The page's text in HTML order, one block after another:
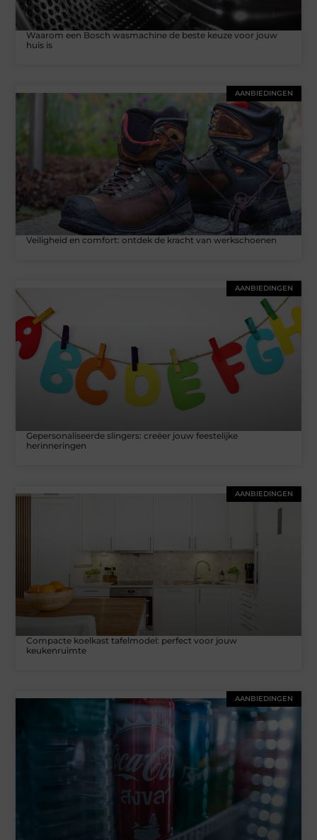
Waarom een Bosch wasmachine de beste keuze voor jouw
huis is
AANBIEDINGEN
Veiligheid en comfort: ontdek de kracht van werkschoenen
AANBIEDINGEN
Gepersonaliseerde slingers: creëer jouw feestelijke
herinneringen
AANBIEDINGEN
Compacte koelkast tafelmodel: perfect voor jouw
keukenruimte
AANBIEDINGEN